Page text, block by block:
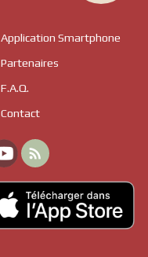
Application Smartphone
Partenaires
F.A.Q.
Contact
